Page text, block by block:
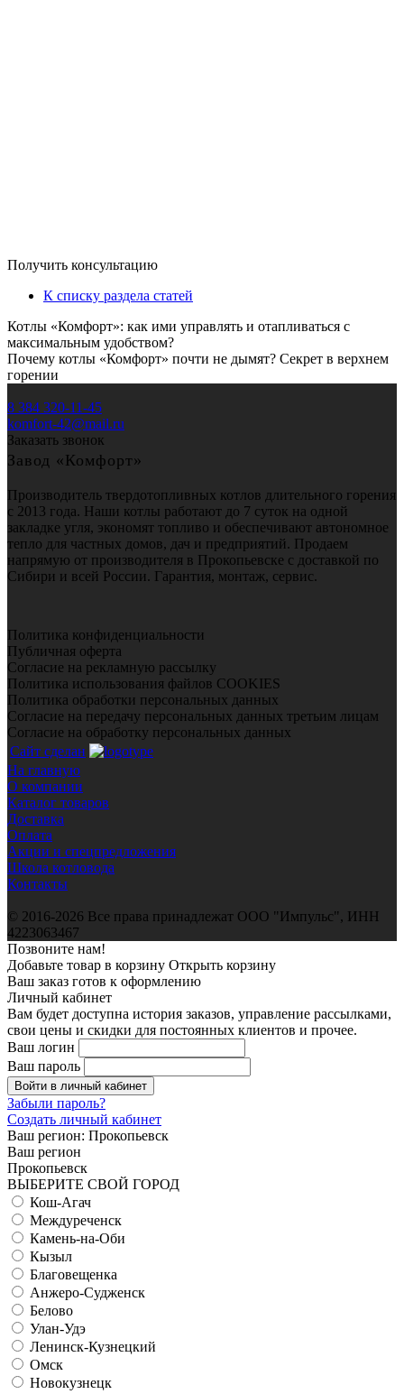
Получить консультацию
К списку раздела статей
Котлы «Комфорт»: как ими управлять и отапливаться с
максимальным удобством?
Почему котлы «Комфорт» почти не дымят? Секрет в верхнем
горении
8 384 320-11-45
komfort-42@mail.ru
Заказать звонок
Завод «Комфорт»
Производитель твердотопливных котлов длительного горения
с 2013 года. Наши котлы работают до 7 суток на одной
закладке угля, экономят топливо и обеспечивают автономное
тепло для частных домов, дач и предприятий. Продаем
напрямую от производителя в Прокопьевске с доставкой по
Сибири и всей России. Гарантия, монтаж, сервис.
Политика конфиденциальности
Публичная оферта
Согласие на рекламную рассылку
Политика использования файлов COOKIES
Политика обработки персональных данных
Согласие на передачу персональных данных третьим лицам
Согласие на обработку персональных данных
Сайт сделан
На главную
О компании
Каталог товаров
Доставка
Оплата
Акции и спецпредложения
Школа котловода
Контакты
© 2016-2026 Все права принадлежат ООО "Импульс", ИНН
4223063467
Позвоните нам!
Добавьте товар в корзину Открыть корзину
Ваш заказ готов к оформлению
Личный кабинет
Вам будет доступна история заказов, управление рассылками,
свои цены и скидки для постоянных клиентов и прочее.
Ваш логин
Ваш пароль
Войти в личный кабинет
Забыли пароль?
Создать личный кабинет
Ваш регион: Прокопьевск
Ваш регион
Прокопьевск
ВЫБЕРИТЕ СВОЙ ГОРОД
Кош-Агач
Междуреченск
Камень-на-Оби
Кызыл
Благовещенка
Анжеро-Судженск
Белово
Улан-Удэ
Ленинск-Кузнецкий
Омск
Новокузнецк